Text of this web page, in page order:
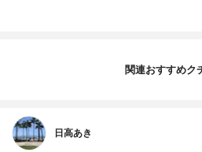
関連おすすめク
日高あき